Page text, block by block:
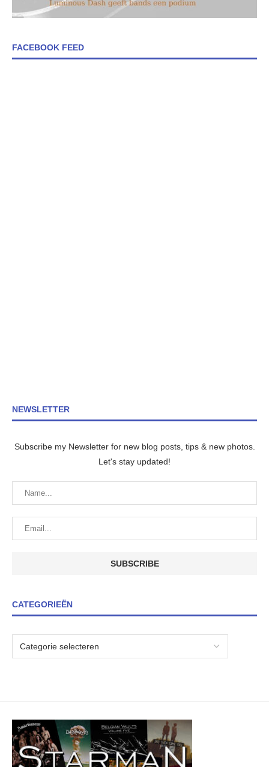
FACEBOOK FEED
NEWSLETTER
Subscribe my Newsletter for new blog posts, tips & new photos.
Let's stay updated!
CATEGORIEËN